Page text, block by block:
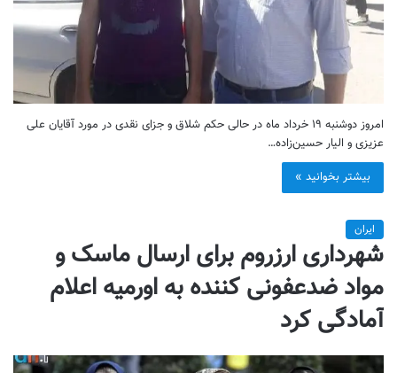
امروز دوشنبه ۱۹ خرداد ماه در حالی حکم شلاق و جزای نقدی در مورد آقایان علی
عزیزی و الیار حسین‌زاده…
بیشتر بخوانید »
ایران
شهرداری ارزروم برای ارسال ماسک و
مواد ضدعفونی کننده به اورمیه اعلام
آمادگی کرد